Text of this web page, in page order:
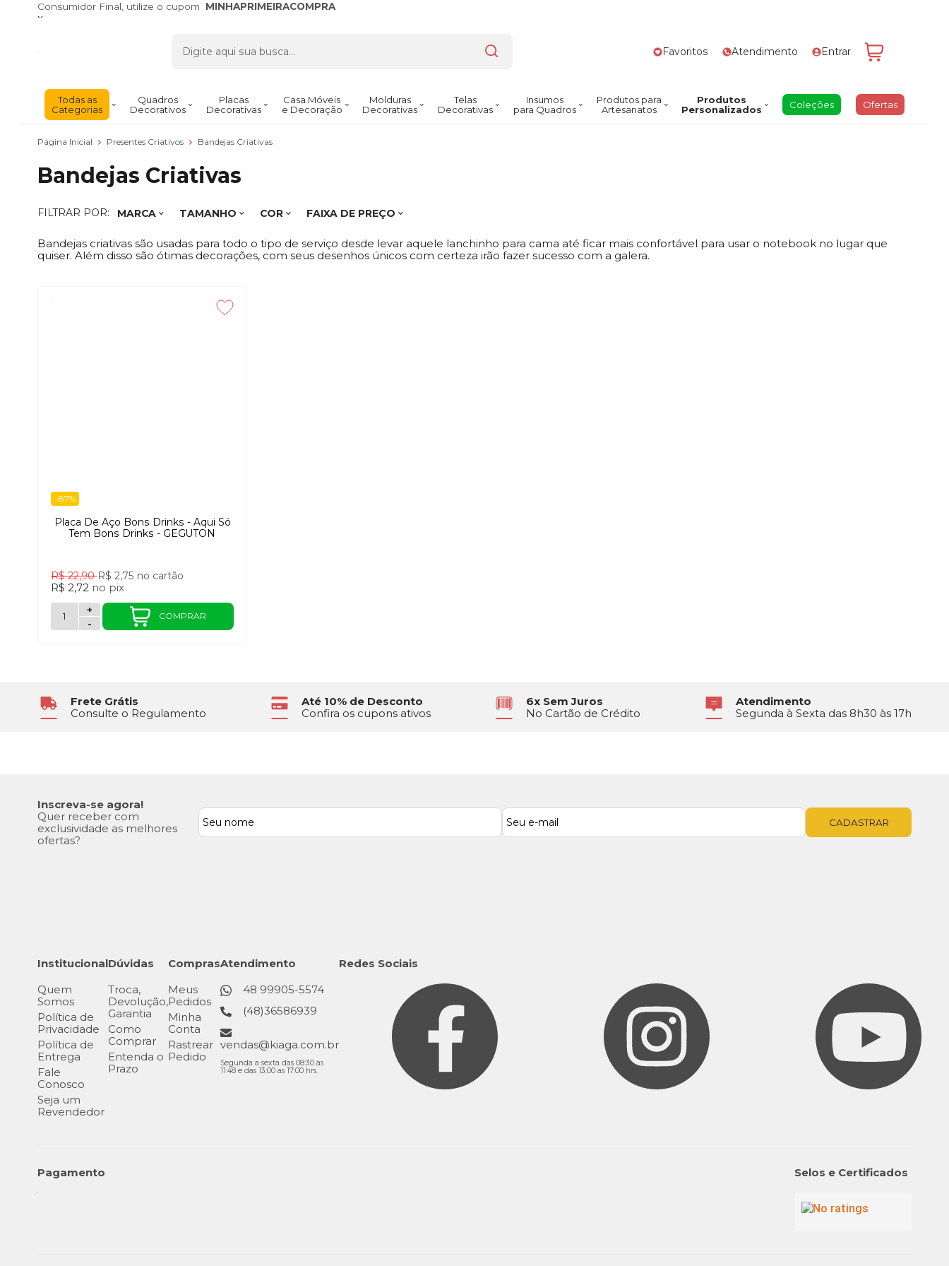
Consumidor Final, utilize o cupom MINHAPRIMEIRACOMPRA
x
Favoritos Atendimento Entrar
Todas as
Categorias
Quadros
Decorativos
Placas
Decorativas
Casa Móveis
e Decoração
Molduras
Decorativas
Telas
Decorativas
Insumos
para Quadros
Produtos para
Artesanatos
Produtos
Personalizados
Coleções Ofertas
Página Inicial Presentes Criativos Bandejas Criativas
Bandejas Criativas
FILTRAR POR: MARCA TAMANHO COR FAIXA DE PREÇO
Bandejas criativas são usadas para todo o tipo de serviço desde levar aquele lanchinho para cama até ficar mais confortável para usar o notebook no lugar que
quiser. Além disso são ótimas decorações, com seus desenhos únicos com certeza irão fazer sucesso com a galera.
-87%
Placa De Aço Bons Drinks - Aqui Só
Tem Bons Drinks - GEGUTON
R$ 22,90R$ 2,75 no cartão
R$ 2,72 no pix
-
+
COMPRAR
Frete Grátis
Consulte o Regulamento
Até 10% de Desconto
Confira os cupons ativos
6x Sem Juros
No Cartão de Crédito
Atendimento
Segunda à Sexta das 8h30 às 17h
Inscreva-se agora!
Quer receber com
exclusividade as melhores
ofertas?
CADASTRAR
Institucional
Quem
Somos
Política de
Privacidade
Política de
Entrega
Fale
Conosco
Seja um
Revendedor
Dúvidas
Troca,
Devolução,
Garantia
Como
Comprar
Entenda o
Prazo
Compras
Meus
Pedidos
Minha
Conta
Rastrear
Pedido
Atendimento
48 99905-5574
(48)36586939
vendas@kiaga.com.br
Segunda a sexta das 08:30 as
11:48 e das 13:00 as 17:00 hrs.
Redes Sociais
Pagamento Selos e Certificados